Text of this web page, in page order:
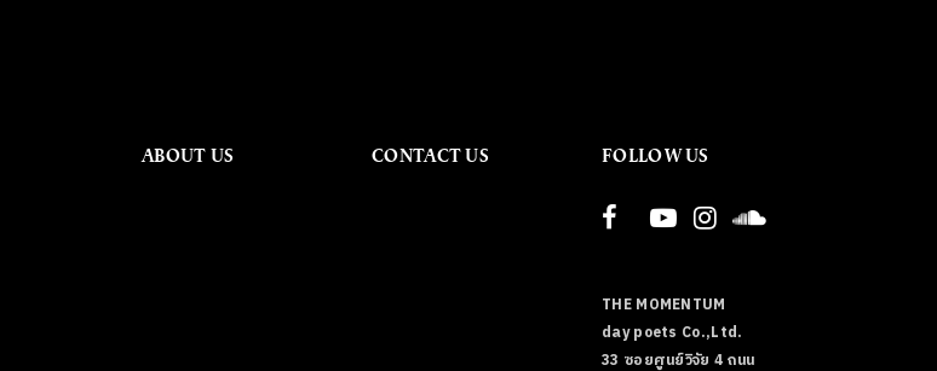
ABOUT US CONTACT US FOLLOW US
THE MOMENTUM
day poets Co.,Ltd.
33 ซอยศูนย์วิจัย 4 ถนน